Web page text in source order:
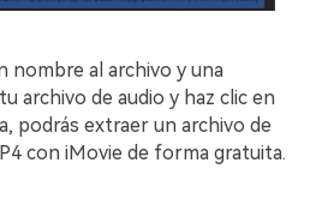
nombre al archivo y una
archivo de audio y haz clic en
podrás extraer un archivo de
con iMovie de forma gratuita.